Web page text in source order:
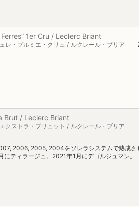
1er Cru / Leclerc Briant
レ・プルミエ・クリュ / ルクレール・ブリア
Brut / Leclerc Briant
クストラ・ブリュット / ルクレール・ブリア
2006, 2005, 2004をソレラシステムで熟成さ
ティラージュ。2021年1月にデゴルジュマン。